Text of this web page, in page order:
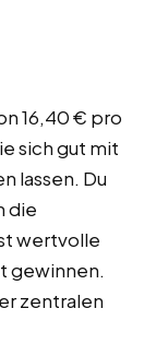
16,40 € pro
sich gut mit
lassen. Du
die
wertvolle
gewinnen.
zentralen